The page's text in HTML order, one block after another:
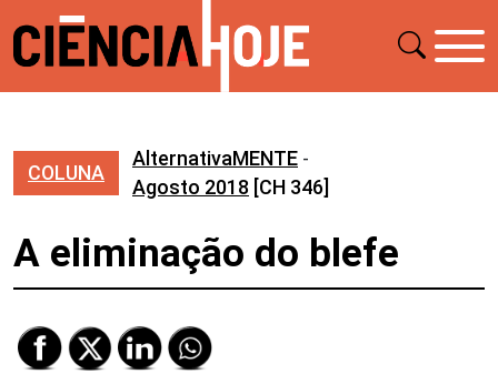
COLUNA
AlternativaMENTE -
Agosto 2018 [CH 346]
A eliminação do blefe